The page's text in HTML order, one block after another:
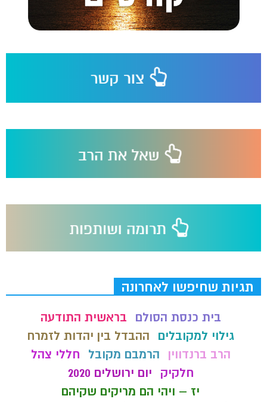
תגיות שחיפשו לאחרונה
בית כנסת הסולם
בראשית התודעה
גילוי למקובלים
ההבדל בין יהדות לזמרח
הרב ברנדווין
הרמבם מקובל
חללי צהל
חלקיק
יום ירושלים 2020
יז – ויהי הם מריקים שקיהם